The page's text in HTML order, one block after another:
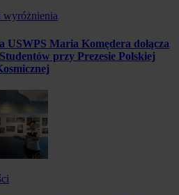
wyróżnienia
USWPS Maria Komędera dołącza
przy Prezesie Polskiej